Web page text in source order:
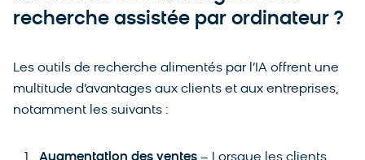
recherche assistée par ordinateur ?
Les outils de recherche alimentés par l’IA offrent une
multitude d’avantages aux clients et aux entreprises,
notamment les suivants :
Augmentation des ventes – Lorsque les clients